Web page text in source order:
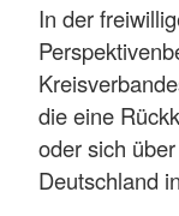
In der
die eine
oder sich
Deutschland